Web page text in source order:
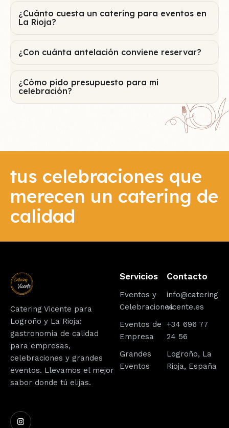
¿Cuánto cuesta un catering para eventos en
La Rioja?
¿Con cuánta antelación conviene reservar?
¿Cómo pido presupuesto para mi
celebración?
tus celebraciones que
merecen un catering de
calidad
Catering Vicente para
Logroño y La Rioja:
gastronomía de calidad
para empresas,
celebraciones y grandes
eventos. Llevamos el mejor
Eventos y
Eventos de
Grandes
info@catering
+34 696 77
Logroño, La